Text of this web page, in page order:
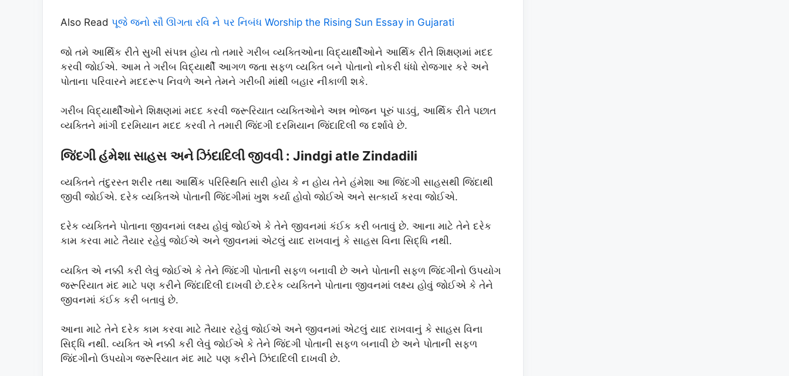
Also Read પૂજે જનો સૌ ઊગતા રવિ ને પર નિબંધ Worship the Rising Sun Essay in Gujarati
જો તમે આર્થિક રીતે સુખી સંપન્ન હોય તો તમારે ગરીબ વ્યક્તિઓના વિદ્યાર્થીઓને આર્થિક રીતે શિક્ષણમાં મદદ
કરવી જોઈએ. આમ તે ગરીબ વિદ્યાર્થી આગળ જતા સફળ વ્યક્તિ બને પોતાનો નોકરી ધંધો રોજગાર કરે અને
પોતાના પરિવારને મદદરૂપ નિવળે અને તેમને ગરીબી માંથી બહાર નીકાળી શકે.
ગરીબ વિદ્યાર્થીઓને શિક્ષણમાં મદદ કરવી જરૂરિયાત વ્યક્તિઓને અન્ન ભોજન પૂરું પાડવું, આર્થિક રીતે પછાત
વ્યક્તિને માંગી દરમિયાન મદદ કરવી તે તમારી જિંદગી દરમિયાન જિંદાદિલી જ દર્શાવે છે.
જિંદગી હંમેશા સાહસ અને ઝિંદાદિલી જીવવી : Jindgi atle Zindadili
વ્યક્તિને તંદુરસ્ત શરીર તથા આર્થિક પરિસ્થિતિ સારી હોય કે ન હોય તેને હંમેશા આ જિંદગી સાહસથી જિંદાથી
જીવી જોઈએ. દરેક વ્યક્તિએ પોતાની જિંદગીમાં ખુશ કર્યા હોવો જોઈએ અને સત્કાર્ય કરવા જોઈએ.
દરેક વ્યક્તિને પોતાના જીવનમાં લક્ષ્ય હોવું જોઈએ કે તેને જીવનમાં કંઈક કરી બતાવું છે. આના માટે તેને દરેક
કામ કરવા માટે તૈયાર રહેવું જોઈએ અને જીવનમાં એટલું યાદ રાખવાનું કે સાહસ વિના સિદ્ધિ નથી.
વ્યક્તિ એ નક્કી કરી લેવું જોઈએ કે તેને જિંદગી પોતાની સફળ બનાવી છે અને પોતાની સફળ જિંદગીનો ઉપયોગ
જરૂરિયાત મંદ માટે પણ કરીને જિંદાદિલી દાખવી છે.દરેક વ્યક્તિને પોતાના જીવનમાં લક્ષ્ય હોવું જોઈએ કે તેને
જીવનમાં કંઈક કરી બતાવું છે.
આના માટે તેને દરેક કામ કરવા માટે તૈયાર રહેવું જોઈએ અને જીવનમાં એટલું યાદ રાખવાનું કે સાહસ વિના
સિદ્ધિ નથી. વ્યક્તિ એ નક્કી કરી લેવું જોઈએ કે તેને જિંદગી પોતાની સફળ બનાવી છે અને પોતાની સફળ
જિંદગીનો ઉપયોગ જરૂરિયાત મંદ માટે પણ કરીને ઝિંદાદિલી દાખવી છે.